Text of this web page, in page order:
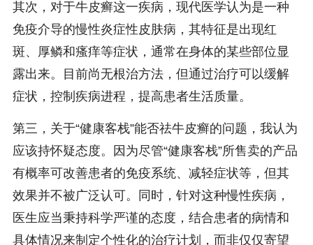
其次，对于牛皮癣这一疾病，现代医学认为是一种
免疫介导的慢性炎症性皮肤病，其特征是出现红
斑、厚鳞和瘙痒等症状，通常在身体的某些部位显
露出来。目前尚无根治方法，但通过治疗可以缓解
症状，控制疾病进程，提高患者生活质量。
第三，关于“健康客栈”能否祛牛皮癣的问题，我认为
应该持怀疑态度。因为尽管“健康客栈”所售卖的产品
有概率可改善患者的免疫系统、减轻症状等，但其
效果并不被广泛认可。同时，针对这种慢性疾病，
医生应当秉持科学严谨的态度，结合患者的病情和
具体情况来制定个性化的治疗计划，而非仅仅寄望